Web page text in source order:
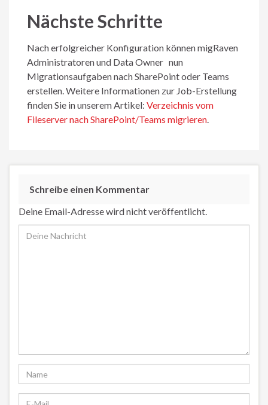
Nächste Schritte
Nach erfolgreicher Konfiguration können migRaven
Administratoren und Data Owner nun
Migrationsaufgaben nach SharePoint oder Teams
erstellen. Weitere Informationen zur Job-Erstellung
finden Sie in unserem Artikel: Verzeichnis vom
Fileserver nach SharePoint/Teams migrieren.
Schreibe einen Kommentar
Deine Email-Adresse wird nicht veröffentlicht.